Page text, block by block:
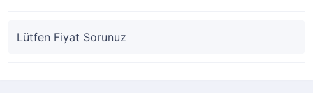
Lütfen Fiyat Sorunuz